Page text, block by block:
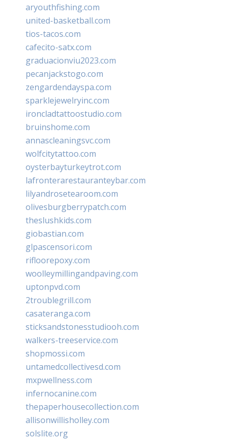
aryouthfishing.com
united-basketball.com
tios-tacos.com
cafecito-satx.com
graduacionviu2023.com
pecanjackstogo.com
zengardendayspa.com
sparklejewelryinc.com
ironcladtattoostudio.com
bruinshome.com
annascleaningsvc.com
wolfcitytattoo.com
oysterbayturkeytrot.com
lafronterarestauranteybar.com
lilyandrosetearoom.com
olivesburgberrypatch.com
theslushkids.com
giobastian.com
glpascensori.com
rifloorepoxy.com
woolleymillingandpaving.com
uptonpvd.com
2troublegrill.com
casateranga.com
sticksandstonesstudiooh.com
walkers-treeservice.com
shopmossi.com
untamedcollectivesd.com
mxpwellness.com
infernocanine.com
thepaperhousecollection.com
allisonwillisholley.com
solslite.org